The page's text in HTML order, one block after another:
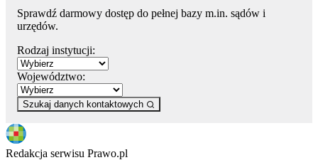
Sprawdź darmowy dostęp do pełnej bazy m.in. sądów i
urzędów.
Rodzaj instytucji:
Województwo:
Szukaj danych kontaktowych
Redakcja serwisu Prawo.pl